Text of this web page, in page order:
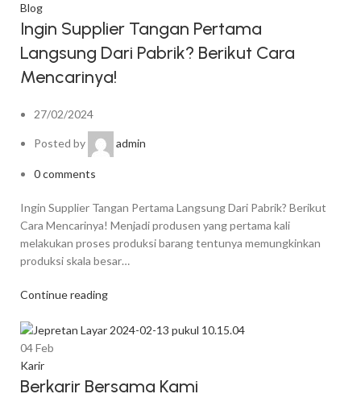
Blog
Ingin Supplier Tangan Pertama
Langsung Dari Pabrik? Berikut Cara
Mencarinya!
27/02/2024
Posted by admin
0comments
Ingin Supplier Tangan Pertama Langsung Dari Pabrik? Berikut
Cara Mencarinya! Menjadi produsen yang pertama kali
melakukan proses produksi barang tentunya memungkinkan
produksi skala besar…
Continue reading
04Feb
Karir
Berkarir Bersama Kami